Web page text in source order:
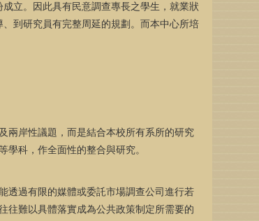
立。因此具有民意調查專長之學生，就業狀
到研究員有完整周延的規劃。而本中心所培
兩岸性議題，而是結合本校所有系所的研究
科，作全面性的整合與研究。
透過有限的媒體或委託市場調查公司進行若
往難以具體落實成為公共政策制定所需要的